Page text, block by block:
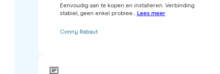
Eenvoudig aan te kopen en installeren. Verbinding
stabiel, geen enkel problee... Lees meer
Conny Rabaut